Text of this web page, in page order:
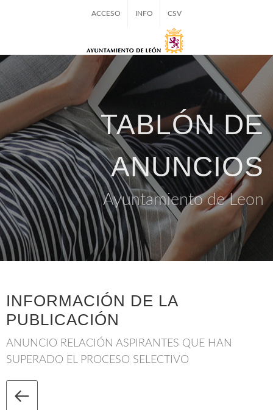
ACCESO INFO CSV
TABLÓN DE
ANUNCIOS
Ayuntamiento de Leon
INFORMACIÓN DE LA
PUBLICACIÓN
ANUNCIO RELACIÓN ASPIRANTES QUE HAN
SUPERADO EL PROCESO SELECTIVO